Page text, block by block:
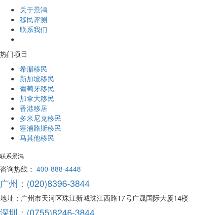
关于景鸿
移民评测
联系我们
热门项目
希腊移民
新加坡移民
葡萄牙移民
加拿大移民
香港移居
多米尼克移民
塞浦路斯移民
马其他移民
联系景鸿
咨询热线： 400-888-4448
广州：(020)8396-3844
地址：广州市天河区珠江新城珠江西路17号广晟国际大厦14楼
深圳：(0755)8246-3844